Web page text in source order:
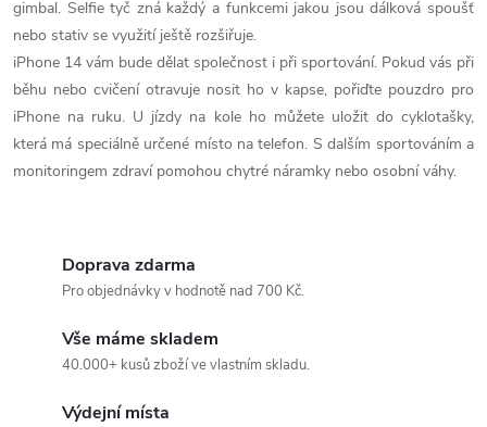
gimbal. Selfie tyč zná každý a funkcemi jakou jsou dálková spoušť
nebo stativ se využití ještě rozšiřuje.
iPhone 14 vám bude dělat společnost i při sportování. Pokud vás při
běhu nebo cvičení otravuje nosit ho v kapse, pořiďte pouzdro pro
iPhone na ruku. U jízdy na kole ho můžete uložit do cyklotašky,
která má speciálně určené místo na telefon. S dalším sportováním a
monitoringem zdraví pomohou chytré náramky nebo osobní váhy.
Doprava zdarma
Pro objednávky v hodnotě nad 700 Kč.
Vše máme skladem
40.000+ kusů zboží ve vlastním skladu.
Výdejní místa